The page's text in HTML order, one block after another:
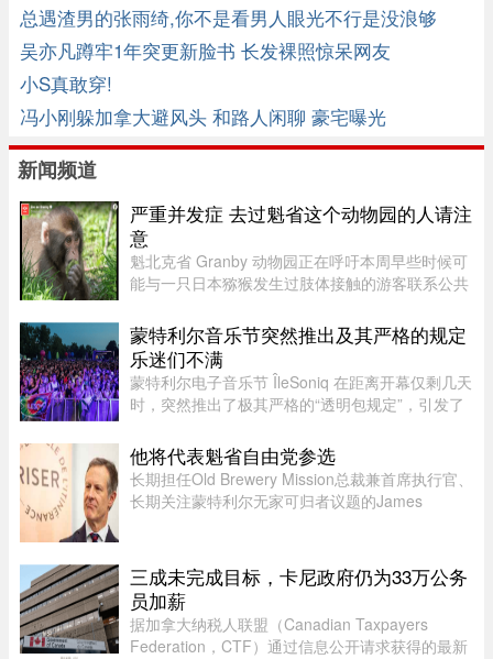
总遇渣男的张雨绮,你不是看男人眼光不行是没浪够
吴亦凡蹲牢1年突更新脸书 长发裸照惊呆网友
小S真敢穿!
冯小刚躲加拿大避风头 和路人闲聊 豪宅曝光
新闻频道
严重并发症 去过魁省这个动物园的人请注
意
魁北克省 Granby 动物园正在呼吁本周早些时候可
能与一只日本猕猴发生过肢体接触的游客联系公共
伤。猕猴可能会携带 B 型疱疹病毒（Herpes B
virus）。这种病毒在人体内极 ...
蒙特利尔音乐节突然推出及其严格的规定
乐迷们不满
蒙特利尔电子音乐节 ÎleSoniq 在距离开幕仅剩几天
时，突然推出了极其严格的“透明包规定”，引发了
门用的腰包，结果在 ÎleSoniq 开幕前几天还得折腾
着重新买一个，太 ...
他将代表魁省自由党参选
长期担任Old Brewery Mission总裁兼首席执行官、
长期关注蒙特利尔无家可归者议题的James
Charles Milliard预计将于今天周四下午 ...
三成未完成目标，卡尼政府仍为33万公务
员加薪
据加拿大纳税人联盟（Canadian Taxpayers
Federation，CTF）通过信息公开请求获得的最新